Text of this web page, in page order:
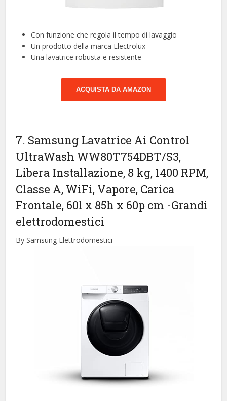
Con funzione che regola il tempo di lavaggio
Un prodotto della marca Electrolux
Una lavatrice robusta e resistente
ACQUISTA DA AMAZON
7. Samsung Lavatrice Ai Control
UltraWash WW80T754DBT/S3,
Libera Installazione, 8 kg, 1400 RPM,
Classe A, WiFi, Vapore, Carica
Frontale, 60l x 85h x 60p cm -Grandi
elettrodomestici
By Samsung Elettrodomestici